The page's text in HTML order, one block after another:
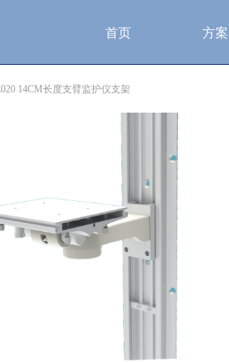
首页 方案
14CM长度支臂监护仪支架